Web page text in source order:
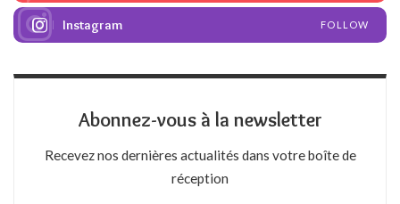
Instagram FOLLOW
Abonnez-vous à la newsletter
Recevez nos dernières actualités dans votre boîte de
réception